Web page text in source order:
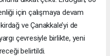
için çalışmaya devam
ve Çanakkale’yi de
çevresiyle birlikte, yeni
belirtildi.